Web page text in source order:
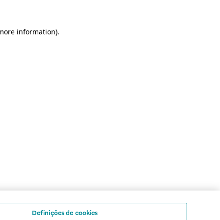
information).
Definições de cookies